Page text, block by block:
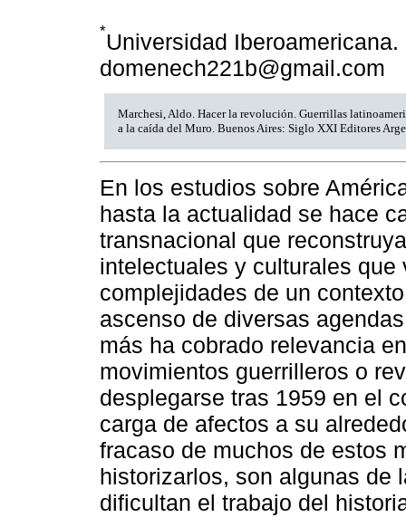
*Universidad
domenech221b@gmail.com
Marchesi, Aldo. Hacer la revolución. Guerrillas
a la caída del Muro. Buenos Aires: Siglo XXI Editores
En los estudios sobre
hasta la actualidad se hace
transnacional que
intelectuales y culturales
complejidades de un
ascenso de diversas
más ha cobrado relevancia
movimientos guerrilleros o
desplegarse tras 1959 en el
carga de afectos a su
fracaso de muchos de estos
historizarlos, son algunas de
dificultan el trabajo del